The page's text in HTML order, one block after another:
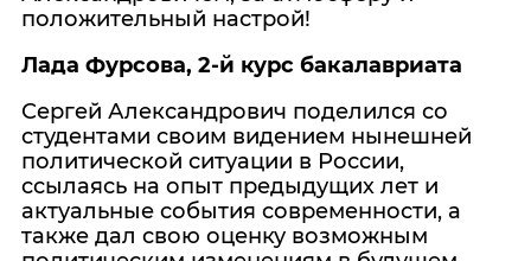
положительный настрой!
Лада Фурсова, 2-й курс бакалавриата
Сергей Александрович поделился со
студентами своим видением нынешней
политической ситуации в России,
ссылаясь на опыт предыдущих лет и
актуальные события современности, а
также дал свою оценку возможным